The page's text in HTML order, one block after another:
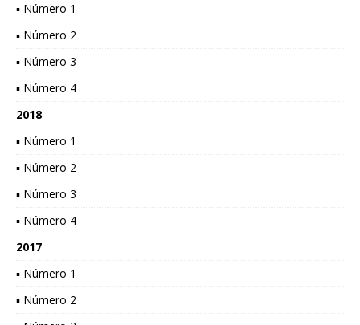
▪ Número 1
▪ Número 2
▪ Número 3
▪ Número 4
2018
▪ Número 1
▪ Número 2
▪ Número 3
▪ Número 4
2017
▪ Número 1
▪ Número 2